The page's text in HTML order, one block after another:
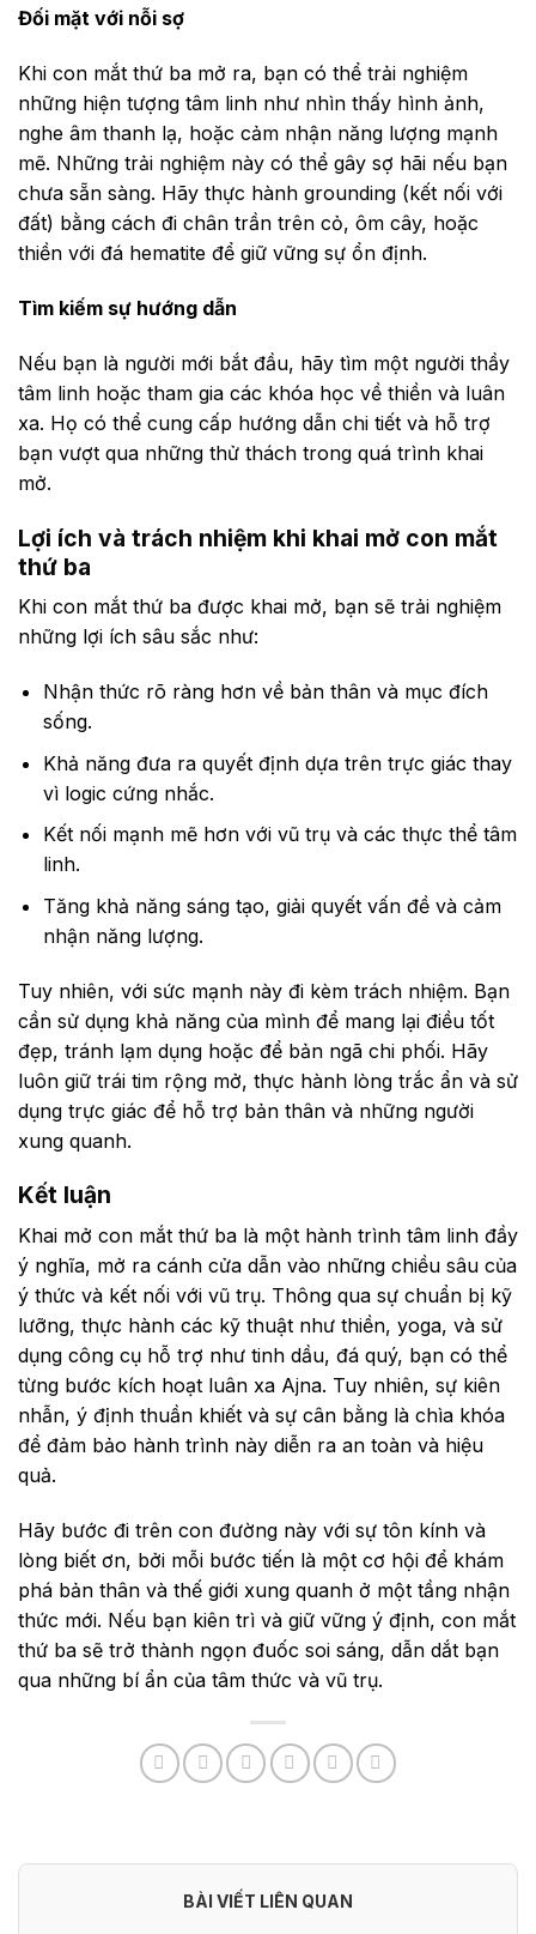
Đối mặt với nỗi sợ
Khi con mắt thứ ba mở ra, bạn có thể trải nghiệm
những hiện tượng tâm linh như nhìn thấy hình ảnh,
nghe âm thanh lạ, hoặc cảm nhận năng lượng mạnh
mẽ. Những trải nghiệm này có thể gây sợ hãi nếu bạn
chưa sẵn sàng. Hãy thực hành grounding (kết nối với
đất) bằng cách đi chân trần trên cỏ, ôm cây, hoặc
thiền với đá hematite để giữ vững sự ổn định.
Tìm kiếm sự hướng dẫn
Nếu bạn là người mới bắt đầu, hãy tìm một người thầy
tâm linh hoặc tham gia các khóa học về thiền và luân
xa. Họ có thể cung cấp hướng dẫn chi tiết và hỗ trợ
bạn vượt qua những thử thách trong quá trình khai
mở.
Lợi ích và trách nhiệm khi khai mở con mắt
thứ ba
Khi con mắt thứ ba được khai mở, bạn sẽ trải nghiệm
những lợi ích sâu sắc như:
Nhận thức rõ ràng hơn về bản thân và mục đích
sống.
Khả năng đưa ra quyết định dựa trên trực giác thay
vì logic cứng nhắc.
Kết nối mạnh mẽ hơn với vũ trụ và các thực thể tâm
linh.
Tăng khả năng sáng tạo, giải quyết vấn đề và cảm
nhận năng lượng.
Tuy nhiên, với sức mạnh này đi kèm trách nhiệm. Bạn
cần sử dụng khả năng của mình để mang lại điều tốt
đẹp, tránh lạm dụng hoặc để bản ngã chi phối. Hãy
luôn giữ trái tim rộng mở, thực hành lòng trắc ẩn và sử
dụng trực giác để hỗ trợ bản thân và những người
xung quanh.
Kết luận
Khai mở con mắt thứ ba là một hành trình tâm linh đầy
ý nghĩa, mở ra cánh cửa dẫn vào những chiều sâu của
ý thức và kết nối với vũ trụ. Thông qua sự chuẩn bị kỹ
lưỡng, thực hành các kỹ thuật như thiền, yoga, và sử
dụng công cụ hỗ trợ như tinh dầu, đá quý, bạn có thể
từng bước kích hoạt luân xa Ajna. Tuy nhiên, sự kiên
nhẫn, ý định thuần khiết và sự cân bằng là chìa khóa
để đảm bảo hành trình này diễn ra an toàn và hiệu
quả.
Hãy bước đi trên con đường này với sự tôn kính và
lòng biết ơn, bởi mỗi bước tiến là một cơ hội để khám
phá bản thân và thế giới xung quanh ở một tầng nhận
thức mới. Nếu bạn kiên trì và giữ vững ý định, con mắt
thứ ba sẽ trở thành ngọn đuốc soi sáng, dẫn dắt bạn
qua những bí ẩn của tâm thức và vũ trụ.
BÀI VIẾT LIÊN QUAN